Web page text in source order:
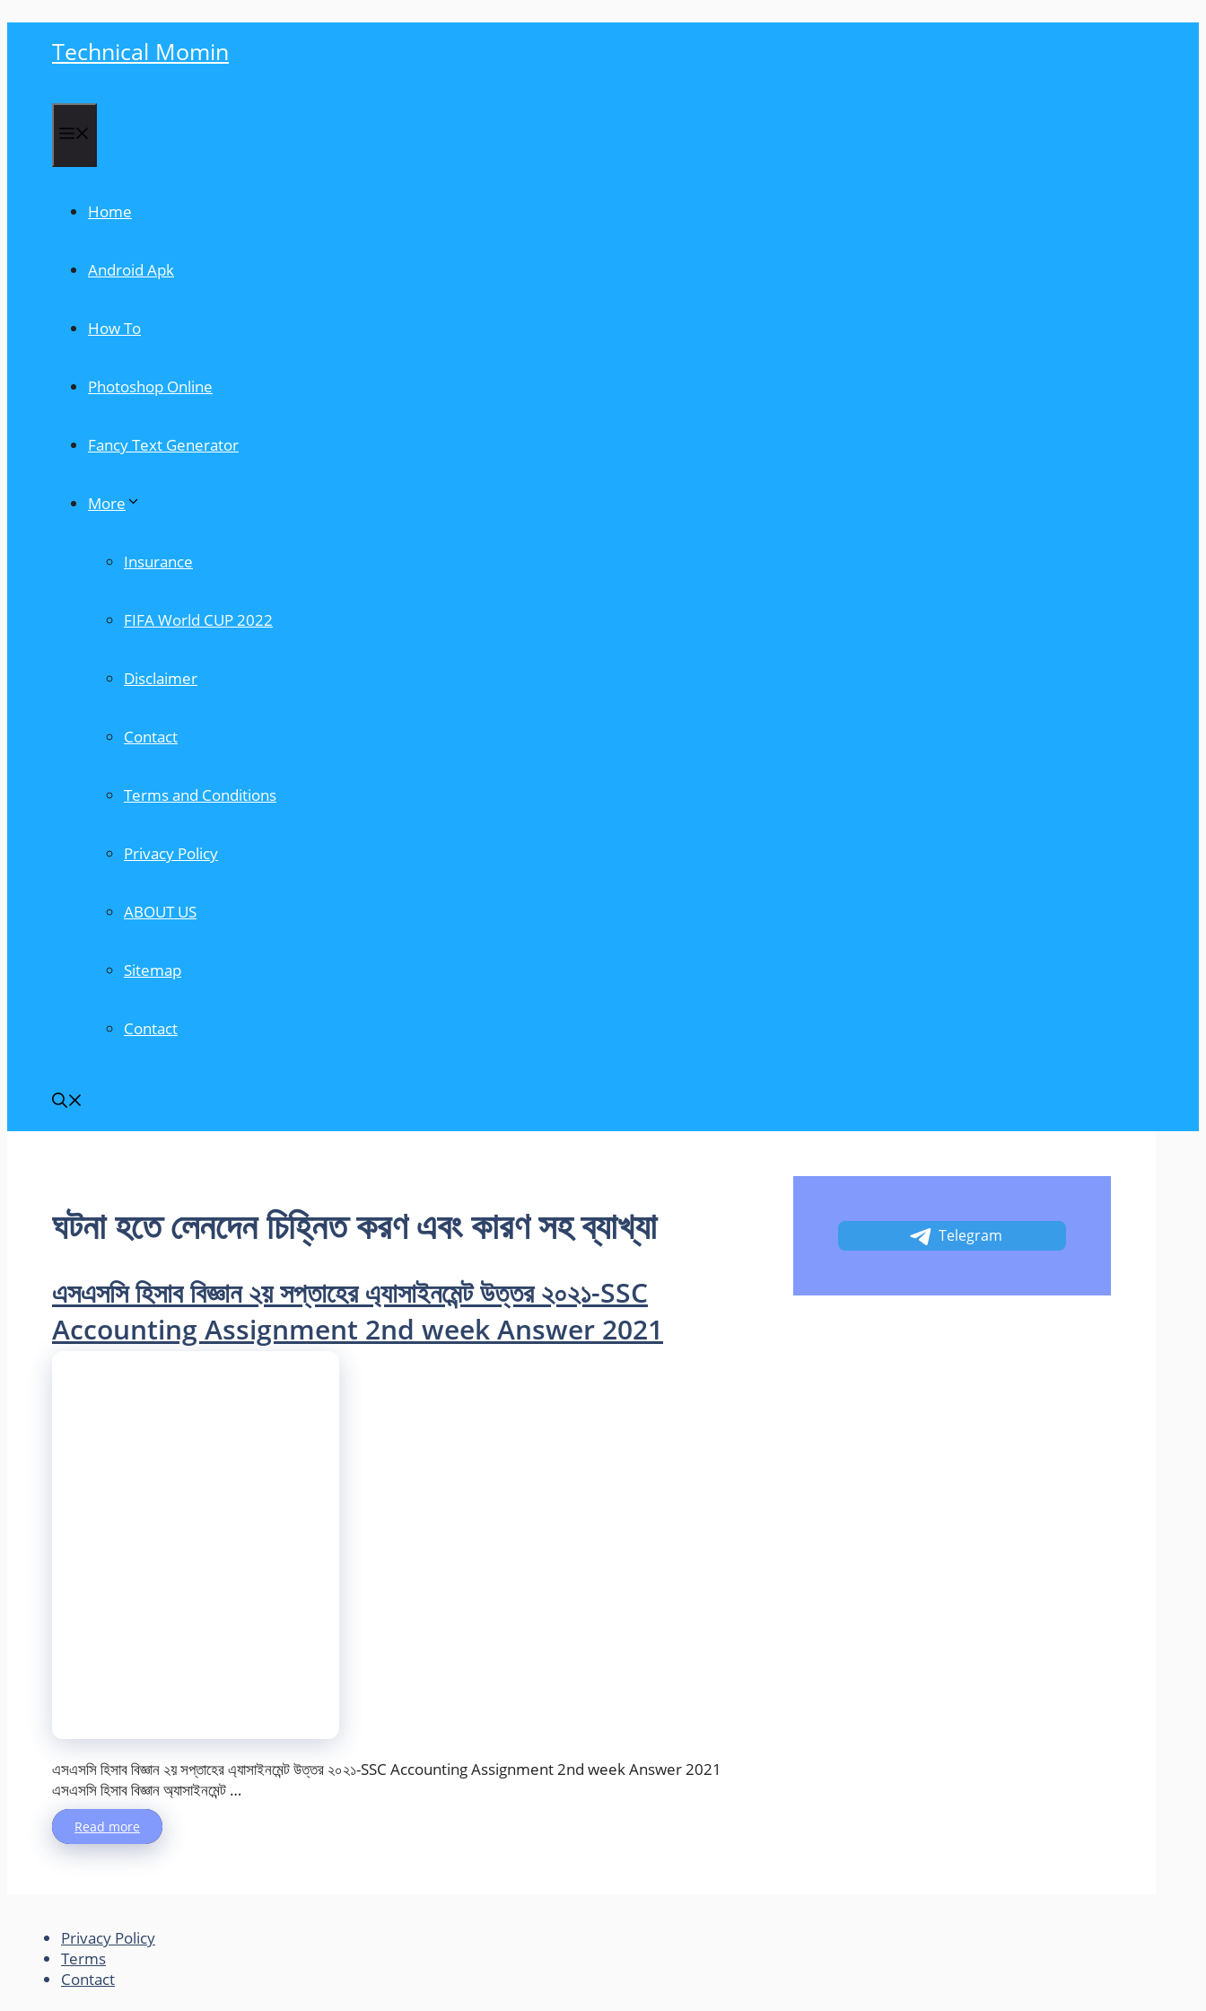
Technical Momin
Home
Android Apk
How To
Photoshop Online
Fancy Text Generator
More
Insurance
FIFA World CUP 2022
Disclaimer
Contact
Terms and Conditions
Privacy Policy
ABOUT US
Sitemap
Contact
ঘটনা হতে লেনদেন চিহ্নিত করণ এবং কারণ সহ ব্যাখ্যা
এসএসসি হিসাব বিজ্ঞান ২য় সপ্তাহের এ্যাসাইনমেন্ট উত্তর ২০২১-SSC
Accounting Assignment 2nd week Answer 2021
এসএসসি হিসাব বিজ্ঞান ২য় সপ্তাহের এ্যাসাইনমেন্ট উত্তর ২০২১-SSC Accounting Assignment 2nd week Answer 2021
এসএসসি হিসাব বিজ্ঞান অ্যাসাইনমেন্ট …
Read more
Telegram
Privacy Policy
Terms
Contact